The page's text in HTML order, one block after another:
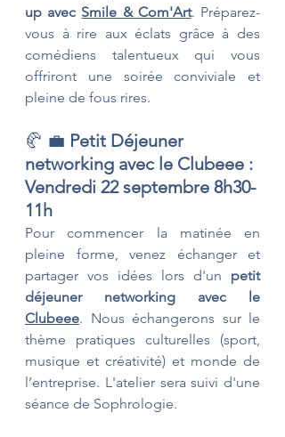
up avec Smile & Com'Art. Préparez-
vous à rire aux éclats grâce à des
comédiens talentueux qui vous
offriront une soirée conviviale et
pleine de fous rires.
🥐 💼 Petit Déjeuner
networking avec le Clubeee :
Vendredi 22 septembre 8h30-
11h
Pour commencer la matinée en
pleine forme, venez échanger et
partager vos idées lors d'un petit
Clubeee. Nous échangerons sur le
thème pratiques culturelles (sport,
musique et créativité) et monde de
l’entreprise. L'atelier sera suivi d'une
séance de Sophrologie.